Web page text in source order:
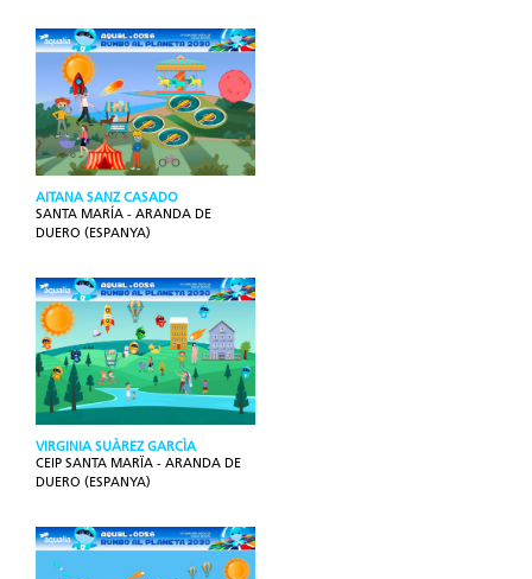
AITANA SANZ CASADO
SANTA MARÍA - ARANDA DE
DUERO (ESPANYA)
VIRGINIA SUÀREZ GARCÌA
CEIP SANTA MARÏA - ARANDA DE
DUERO (ESPANYA)